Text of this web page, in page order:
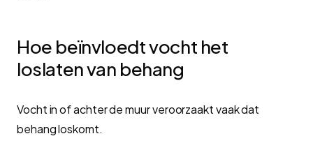
Hoe beïnvloedt vocht het
loslaten van behang
Vocht in of achter de muur veroorzaakt vaak dat
behang loskomt.